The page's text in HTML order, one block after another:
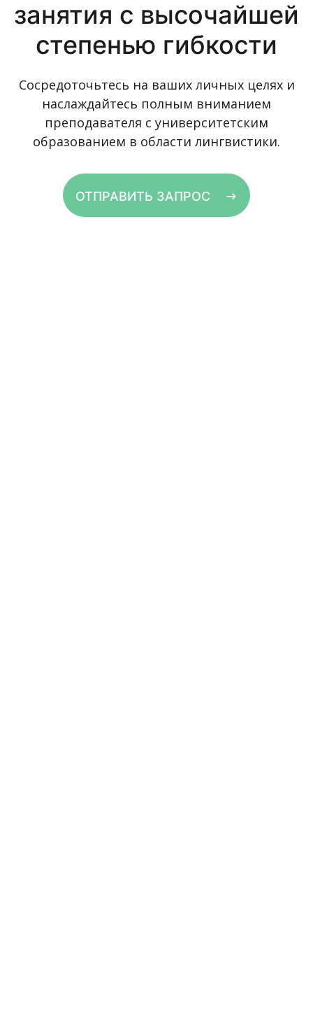
занятия с высочайшей
степенью гибкости
Сосредоточьтесь на ваших личных целях и
наслаждайтесь полным вниманием
преподавателя с университетским
образованием в области лингвистики.
ОТПРАВИТЬ ЗАПРОС